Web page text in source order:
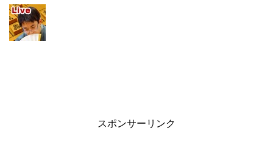
スポンサーリンク